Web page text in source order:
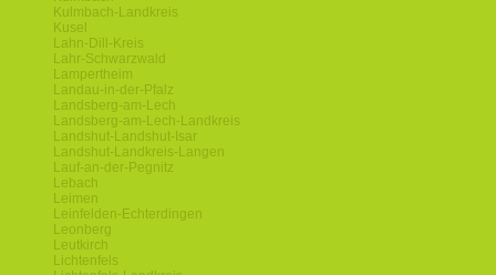
Kulmbach-Landkreis
Kusel
Lahn-Dill-Kreis
Lahr-Schwarzwald
Lampertheim
Landau-in-der-Pfalz
Landsberg-am-Lech
Landsberg-am-Lech-Landkreis
Landshut-Landshut-Isar
Landshut-Landkreis-Langen
Lauf-an-der-Pegnitz
Lebach
Leimen
Leinfelden-Echterdingen
Leonberg
Leutkirch
Lichtenfels